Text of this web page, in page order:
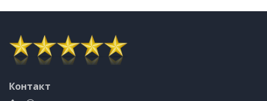
Контакт